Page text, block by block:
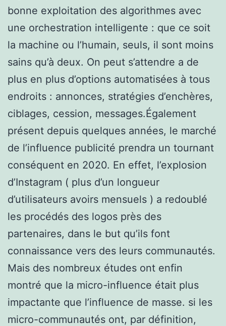
bonne exploitation des algorithmes avec
une orchestration intelligente : que ce soit
la machine ou l’humain, seuls, il sont moins
sains qu’à deux. On peut s’attendre a de
plus en plus d’options automatisées à tous
endroits : annonces, stratégies d’enchères,
ciblages, cession, messages.Également
présent depuis quelques années, le marché
de l’influence publicité prendra un tournant
conséquent en 2020. En effet, l’explosion
d’Instagram ( plus d’un longueur
d’utilisateurs avoirs mensuels ) a redoublé
les procédés des logos près des
partenaires, dans le but qu’ils font
connaissance vers des leurs communautés.
Mais des nombreux études ont enfin
montré que la micro-influence était plus
impactante que l’influence de masse. si les
micro-communautés ont, par définition,